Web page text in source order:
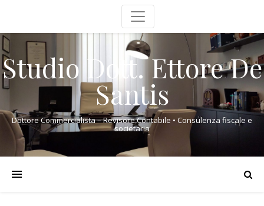
Studio Dott. Ettore De
Santis
Dottore Commercialista – Revisore Contabile • Consulenza fiscale e
societaria